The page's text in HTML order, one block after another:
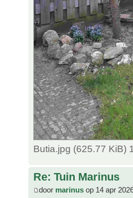
Butia.jpg (625.77 KiB)
Re: Tuin Marinus
door marinus op 14 apr